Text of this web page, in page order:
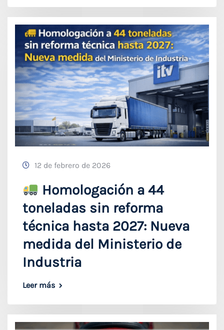
12 de febrero de 2026
Homologación a 44
toneladas sin reforma
técnica hasta 2027: Nueva
medida del Ministerio de
Industria
Leer más